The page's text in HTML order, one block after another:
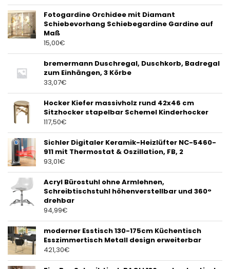
Fotogardine Orchidee mit Diamant
Schiebevorhang Schiebegardine Gardine auf
Maß
15,00€
bremermann Duschregal, Duschkorb, Badregal
zum Einhängen, 3 Körbe
33,07€
Hocker Kiefer massivholz rund 42x46 cm
Sitzhocker stapelbar Schemel Kinderhocker
117,50€
Sichler Digitaler Keramik-Heizlüfter NC-5460-
911 mit Thermostat & Oszillation, FB, 2
93,01€
Acryl Bürostuhl ohne Armlehnen,
Schreibtischstuhl höhenverstellbar und 360°
drehbar
94,99€
moderner Esstisch 130-175cm Küchentisch
Esszimmertisch Metall design erweiterbar
421,30€